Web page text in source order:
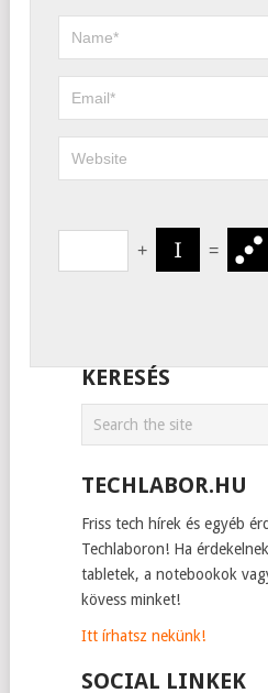
+ =
KERESÉS
TECHLABOR.HU
Friss tech hírek és egyéb
Techlaboron! Ha
tabletek, a notebookok
kövess minket!
Itt írhatsz nekünk!
SOCIAL LINKEK